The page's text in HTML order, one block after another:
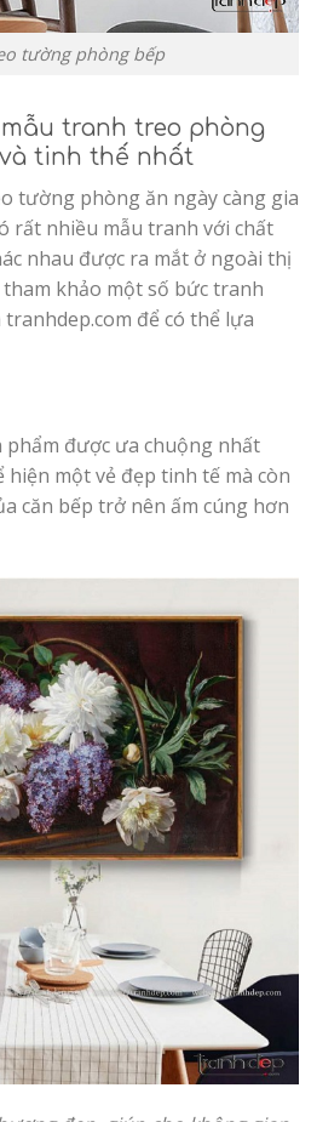
tường phòng bếp
tranh treo phòng
tinh thế nhất
tường phòng ăn ngày càng gia
rất nhiều mẫu tranh với chất
nhau được ra mắt ở ngoài thị
khảo một số bức tranh
để có thể lựa
phẩm được ưa chuộng nhất
hiện một vẻ đẹp tinh tế mà còn
căn bếp trở nên ấm cúng hơn